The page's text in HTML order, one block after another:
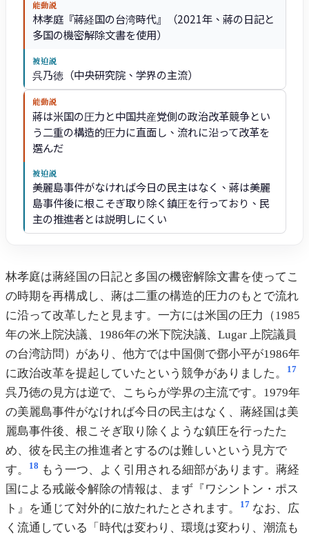
能動説
林孝庭『蔣経国の台湾時代』（2021年、蔣の日記と
多国の機密解除文書を使用）
被迫説
呉乃徳（中央研究院、学界の主流）
能動説
蔣は米国の圧力と中国共産党側の政治改革競争とい
う二重の構造的圧力に直面し、流れに沿って改革を
選んだ
被迫説
美麗島事件がなければ今日の民主はなく、蔣は美麗
島事件後に根こそぎ取り除く鎮圧を行っており、民
主の推進者とは説明しにくい
林孝庭は蔣経国の日記と多国の機密解除文書を使ってこ
の時期を再構成し、蔣は二重の構造的圧力のもとで流れ
に沿って改革したと見ます。一方には米国の圧力（1985
年の米上院決議、1986年の米下院決議、Lugar 上院議員
の台湾訪問）があり、他方では中国側で鄧小平が1986年
に政治改革を提起していたという競争がありました。
17
呉乃徳の見方は逆で、こちらが学界の主流です。1979年
の美麗島事件がなければ今日の民主はなく、蔣経国は美
麗島事件後、根こそぎ取り除くような鎮圧を行ったた
め、彼を民主の推進者とするのは難しいという見方で
す。
18 もう一つ、よく引用される細部があります。蔣経
国による戒厳令解除の情報は、まず『ワシントン・ポス
ト』を通じて対外的に放たれたとされます。
17 なお、広
く流通している「時代は変わり、環境は変わり、潮流も